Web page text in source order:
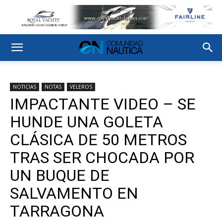
NOTICIAS NOTAS VELEROS
IMPACTANTE VIDEO – SE
HUNDE UNA GOLETA
CLÁSICA DE 50 METROS
TRAS SER CHOCADA POR
UN BUQUE DE
SALVAMENTO EN
TARRAGONA